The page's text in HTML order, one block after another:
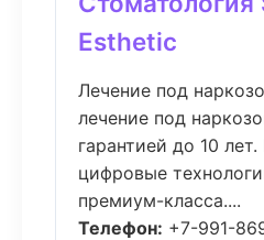
Esthetic
Лечение под
лечение под
гарантией до 10
цифровые
премиум-класса....
Телефон: +7-991-